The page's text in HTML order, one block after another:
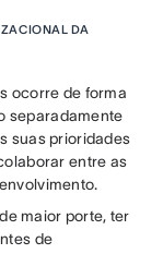
DA
ocorre de forma
separadamente
suas prioridades
entre as
maior porte, ter
de